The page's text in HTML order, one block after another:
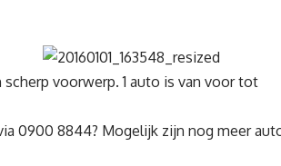
voorwerp. 1 auto is van voor tot
0900 8844? Mogelijk zijn nog meer